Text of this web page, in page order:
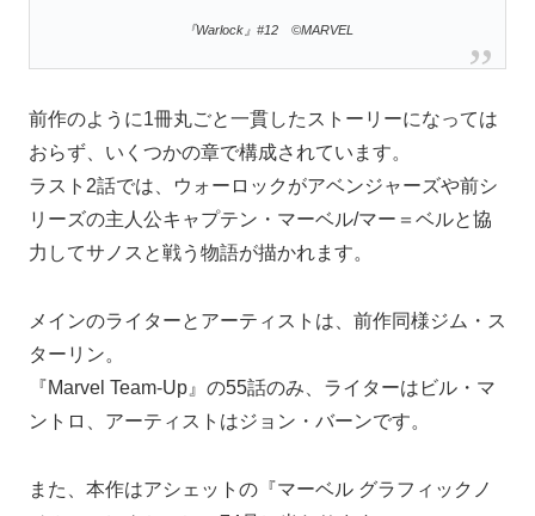
『Warlock』#12 ©MARVEL
前作のように1冊丸ごと一貫したストーリーになっては
おらず、いくつかの章で構成されています。
ラスト2話では、ウォーロックがアベンジャーズや前シ
リーズの主人公キャプテン・マーベル/マー＝ベルと協
力してサノスと戦う物語が描かれます。
メインのライターとアーティストは、前作同様ジム・ス
ターリン。
『Marvel Team-Up』の55話のみ、ライターはビル・マ
ントロ、アーティストはジョン・バーンです。
また、本作はアシェットの『マーベル グラフィックノ